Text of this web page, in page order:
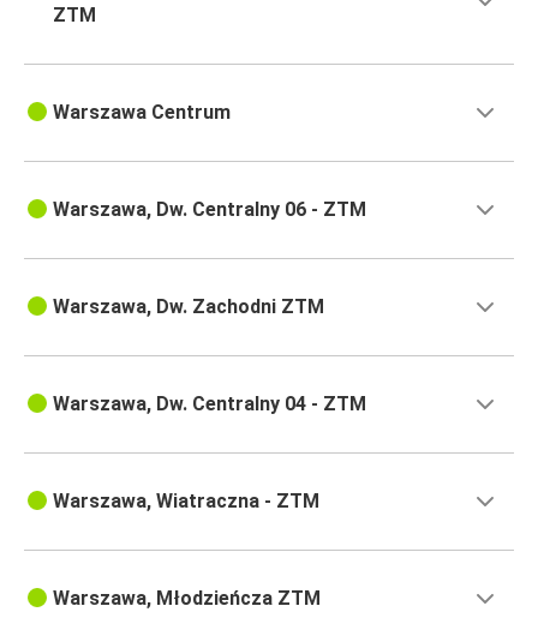
ZTM
Warszawa Centrum
Warszawa, Dw. Centralny 06 - ZTM
Warszawa, Dw. Zachodni ZTM
Warszawa, Dw. Centralny 04 - ZTM
Warszawa, Wiatraczna - ZTM
Warszawa, Młodzieńcza ZTM